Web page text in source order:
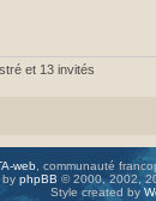
et 13 invités
web, communauté
by phpBB © 2000, 2002,
Style created by